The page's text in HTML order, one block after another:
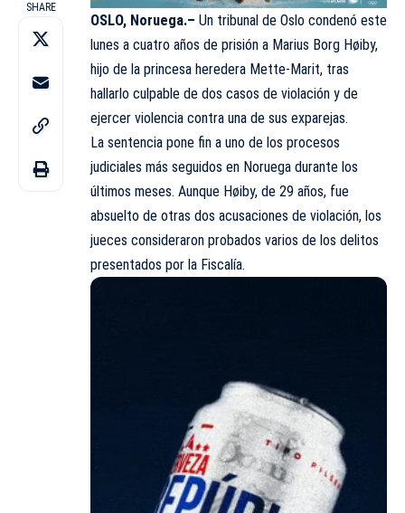
SHARE
OSLO, Noruega.– Un tribunal de Oslo condenó este
lunes a cuatro años de prisión a Marius Borg Høiby,
hijo de la princesa heredera Mette-Marit, tras
hallarlo culpable de dos casos de violación y de
ejercer violencia contra una de sus exparejas.
La sentencia pone fin a uno de los procesos
judiciales más seguidos en Noruega durante los
últimos meses. Aunque Høiby, de 29 años, fue
absuelto de otras dos acusaciones de violación, los
jueces consideraron probados varios de los delitos
presentados por la Fiscalía.